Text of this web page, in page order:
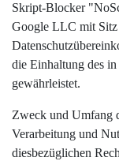
Skript-Blocker
Google LLC mit Sitz
die Einhaltung des
gewährleistet.
Zweck und Umfang
Verarbeitung und
diesbezüglichen